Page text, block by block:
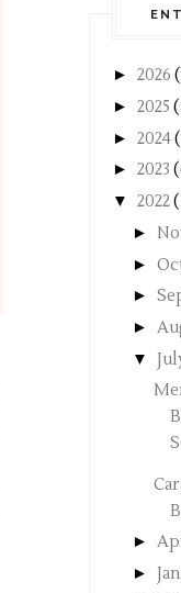
► 2026
► 2025
► 2024
► 2023
▼ 2022
►
►
►
►
▼
►
►